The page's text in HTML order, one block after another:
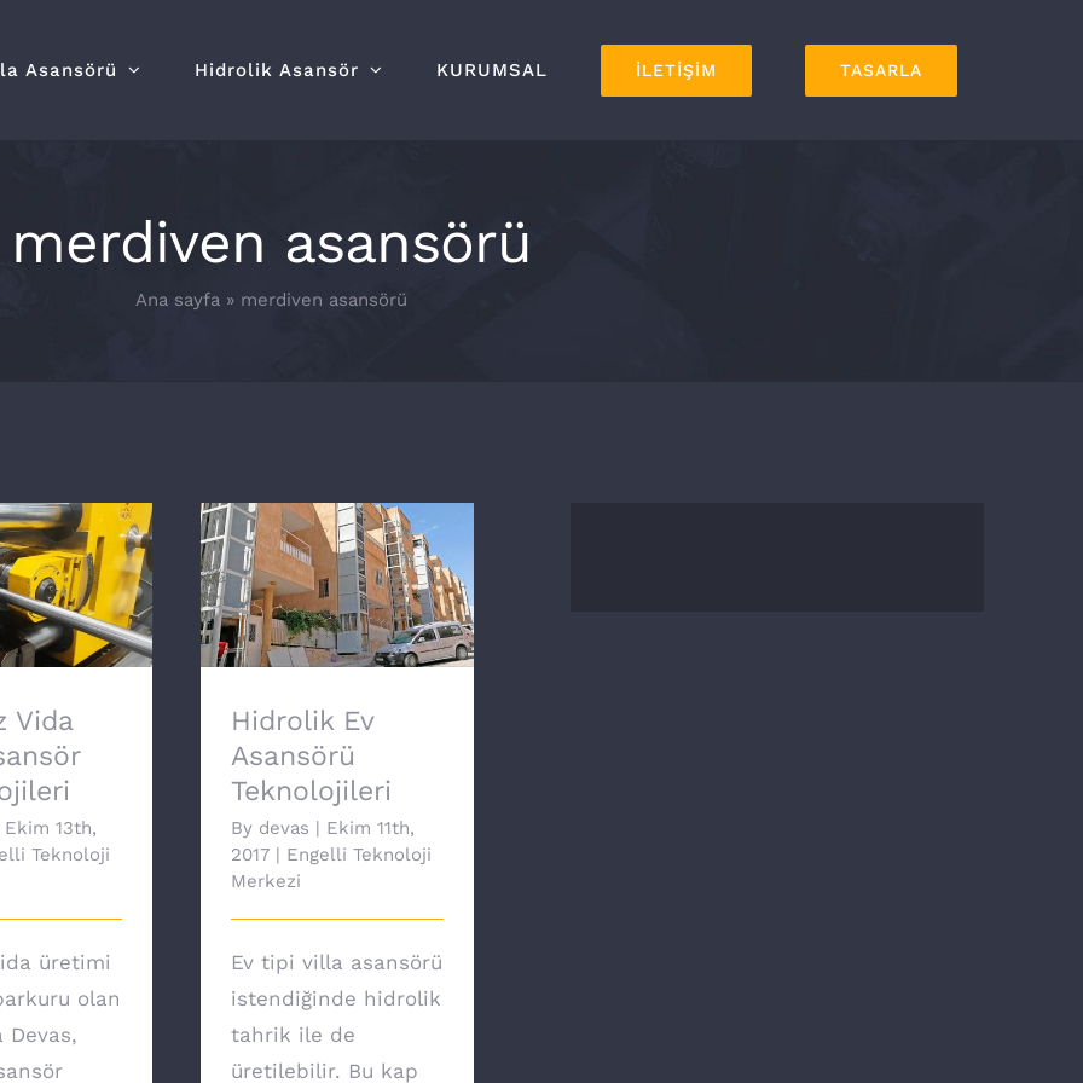
Asansörü Hidrolik Asansör KURUMSAL İLETİŞİM TASARLA
merdiven asansörü
Ana sayfa» merdiven asansörü
Vida Milli
Vida
Ekim 13th,
Teknoloji
üretimi
olan
Hidrolik Ev Asansörü
Teknolojileri
Hidrolik Ev
Asansörü
Teknolojileri
By devas | Ekim 11th,
2017 | Engelli Teknoloji
Merkezi
Ev tipi villa asansörü
istendiğinde hidrolik
tahrik ile de
üretilebilir. Bu kap